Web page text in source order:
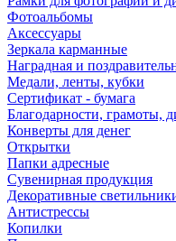
Фотоальбомы
Аксессуары
Зеркала карманные
Наградная и
Медали, ленты, кубки
Сертификат - бумага
Благодарности, грамоты,
Конверты для денег
Открытки
Папки адресные
Сувенирная продукция
Декоративные
Антистрессы
Копилки